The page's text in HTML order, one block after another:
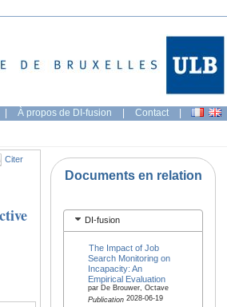
| À propos de DI-fusion | Contact |
Citer
Documents en relation
DI-fusion
The Impact of Job
Search Monitoring on
Incapacity: An
Empirical Evaluation
par De Brouwer, Octave
Publication2028-06-19